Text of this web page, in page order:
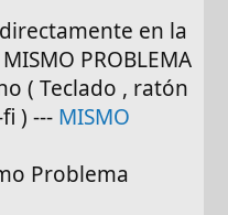
en la
PROBLEMA
( Teclado , ratón
) --- MISMO
Problema